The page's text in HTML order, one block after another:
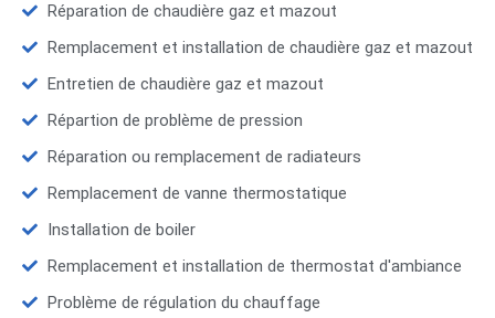
Réparation de chaudière gaz et mazout
Remplacement et installation de chaudière gaz et mazout
Entretien de chaudière gaz et mazout
Répartion de problème de pression
Réparation ou remplacement de radiateurs
Remplacement de vanne thermostatique
Installation de boiler
Remplacement et installation de thermostat d'ambiance
Problème de régulation du chauffage